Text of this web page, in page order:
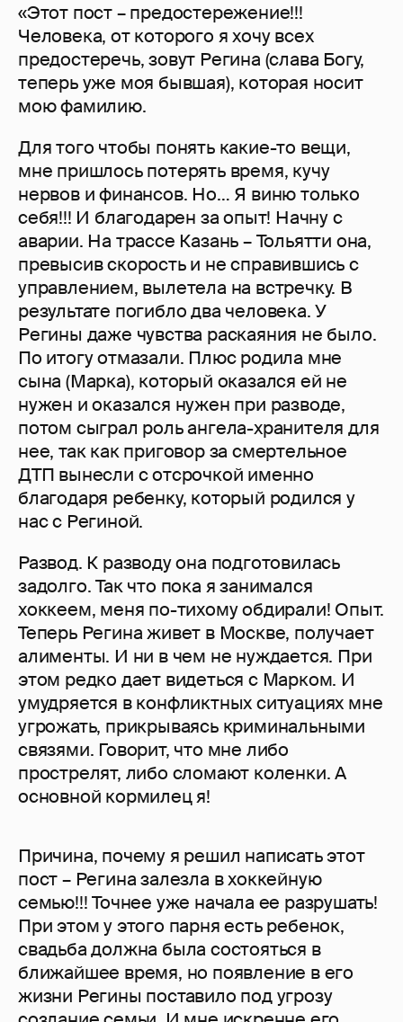
«Этот пост – предостережение!!!
Человека, от которого я хочу всех
предостеречь, зовут Регина (слава Богу,
теперь уже моя бывшая), которая носит
мою фамилию.
Для того чтобы понять какие-то вещи,
мне пришлось потерять время, кучу
нервов и финансов. Но… Я виню только
себя!!! И благодарен за опыт! Начну с
аварии. На трассе Казань – Тольятти она,
превысив скорость и не справившись с
управлением, вылетела на встречку. В
результате погибло два человека. У
Регины даже чувства раскаяния не было.
По итогу отмазали. Плюс родила мне
сына (Марка), который оказался ей не
нужен и оказался нужен при разводе,
потом сыграл роль ангела-хранителя для
нее, так как приговор за смертельное
ДТП вынесли с отсрочкой именно
благодаря ребенку, который родился у
нас с Региной.
Развод. К разводу она подготовилась
задолго. Так что пока я занимался
хоккеем, меня по-тихому обдирали! Опыт.
Теперь Регина живет в Москве, получает
алименты. И ни в чем не нуждается. При
этом редко дает видеться с Марком. И
умудряется в конфликтных ситуациях мне
угрожать, прикрываясь криминальными
связями. Говорит, что мне либо
прострелят, либо сломают коленки. А
основной кормилец я!
Причина, почему я решил написать этот
пост – Регина залезла в хоккейную
семью!!! Точнее уже начала ее разрушать!
При этом у этого парня есть ребенок,
свадьба должна была состояться в
ближайшее время, но появление в его
жизни Регины поставило под угрозу